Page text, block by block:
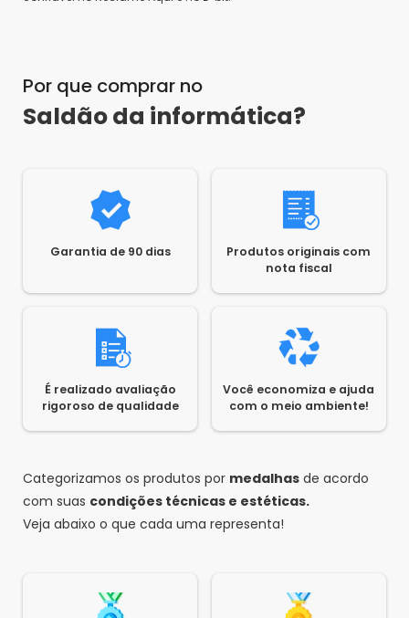
quando receber não estiver satisfeito, saiba
que é possível devolver em até 7 dias corridos
após o recebimento do produto.
Por que comprar no
Saldão da informática?
Garantia de 90 dias
Produtos originais com
nota fiscal
É realizado avaliação
rigoroso de qualidade
Você economiza e ajuda
com o meio ambiente!
Categorizamos os produtos por medalhas de acordo
com suas condições técnicas e estéticas.
Veja abaixo o que cada uma representa!